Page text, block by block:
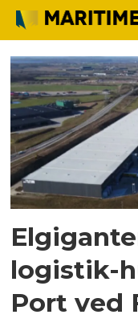
Tag:
logistik-
Port ved